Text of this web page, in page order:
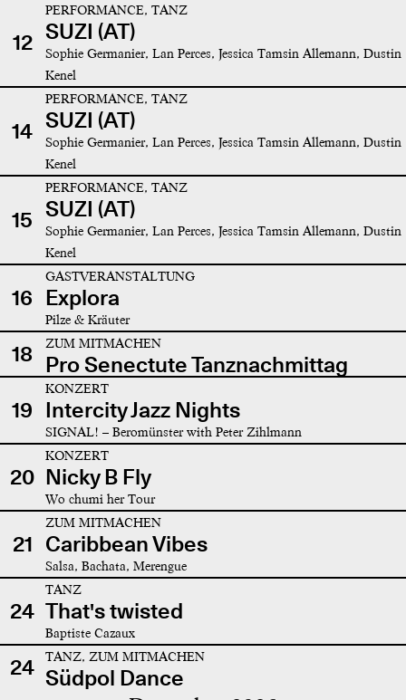
12
PERFORMANCE, TANZ
SUZI (AT)
Sophie Germanier, Lan Perces, Jessica Tamsin Allemann, Dustin
Kenel
14
PERFORMANCE, TANZ
SUZI (AT)
Sophie Germanier, Lan Perces, Jessica Tamsin Allemann, Dustin
Kenel
15
PERFORMANCE, TANZ
SUZI (AT)
Sophie Germanier, Lan Perces, Jessica Tamsin Allemann, Dustin
Kenel
16
GASTVERANSTALTUNG
Explora
Pilze & Kräuter
18 ZUM MITMACHEN
Pro Senectute Tanznachmittag
19
KONZERT
Intercity Jazz Nights
SIGNAL! – Beromünster with Peter Zihlmann
20
KONZERT
Nicky B Fly
Wo chumi her Tour
21
ZUM MITMACHEN
Caribbean Vibes
Salsa, Bachata, Merengue
24
TANZ
That's twisted
Baptiste Cazaux
24 TANZ, ZUM MITMACHEN
Südpol Dance